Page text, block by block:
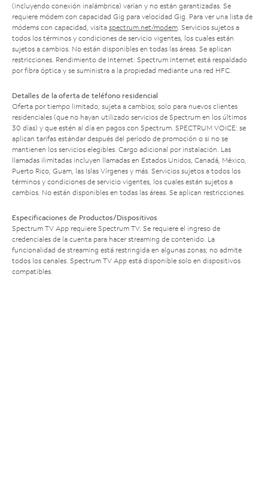
(incluyendo conexión inalámbrica) varían y no están garantizadas. Se
requiere módem con capacidad Gig para velocidad Gig. Para ver una lista de
módems con capacidad, visita spectrum.net/modem . Servicios sujetos a
todos los términos y condiciones de servicio vigentes, los cuales están
sujetos a cambios. No están disponibles en todas las áreas. Se aplican
restricciones. Rendimiento de Internet: Spectrum Internet está respaldado
por fibra óptica y se suministra a la propiedad mediante una red HFC.
Detalles de la oferta de teléfono residencial
Oferta por tiempo limitado; sujeta a cambios; solo para nuevos clientes
residenciales (que no hayan utilizado servicios de Spectrum en los últimos
30 días) y que estén al día en pagos con Spectrum. SPECTRUM VOICE: se
aplican tarifas estándar después del período de promoción o si no se
mantienen los servicios elegibles. Cargo adicional por instalación. Las
llamadas ilimitadas incluyen llamadas en Estados Unidos, Canadá, México,
Puerto Rico, Guam, las Islas Vírgenes y más. Servicios sujetos a todos los
términos y condiciones de servicio vigentes, los cuales están sujetos a
cambios. No están disponibles en todas las áreas. Se aplican restricciones.
Especificaciones de Productos/Dispositivos
Spectrum TV App requiere Spectrum TV. Se requiere el ingreso de
credenciales de la cuenta para hacer streaming de contenido. La
funcionalidad de streaming está restringida en algunas zonas; no admite
todos los canales. Spectrum TV App está disponible solo en dispositivos
compatibles.